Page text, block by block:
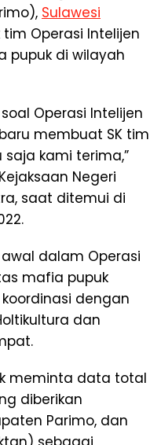
Sulawesi
Operasi Intelijen
pupuk di wilayah
Operasi Intelijen
membuat SK tim
kami terima,”
Negeri
saat ditemui di
dalam Operasi
mafia pupuk
dengan
dan
meminta data total
diberikan
Parimo, dan